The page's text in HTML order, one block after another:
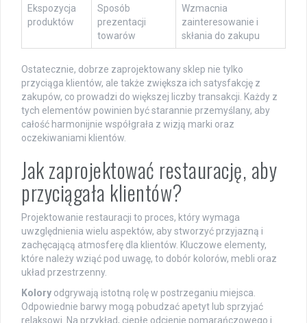
Ekspozycja
produktów
Sposób
prezentacji
towarów
Wzmacnia
zainteresowanie i
skłania do zakupu
Ostatecznie, dobrze zaprojektowany sklep nie tylko
przyciąga klientów, ale także zwiększa ich satysfakcję z
zakupów, co prowadzi do większej liczby transakcji. Każdy z
tych elementów powinien być starannie przemyślany, aby
całość harmonijnie współgrała z wizją marki oraz
oczekiwaniami klientów.
Jak zaprojektować restaurację, aby
przyciągała klientów?
Projektowanie restauracji to proces, który wymaga
uwzględnienia wielu aspektów, aby stworzyć przyjazną i
zachęcającą atmosferę dla klientów. Kluczowe elementy,
które należy wziąć pod uwagę, to dobór kolorów, mebli oraz
układ przestrzenny.
Kolory odgrywają istotną rolę w postrzeganiu miejsca.
Odpowiednie barwy mogą pobudzać apetyt lub sprzyjać
relaksowi. Na przykład, ciepłe odcienie pomarańczowego i